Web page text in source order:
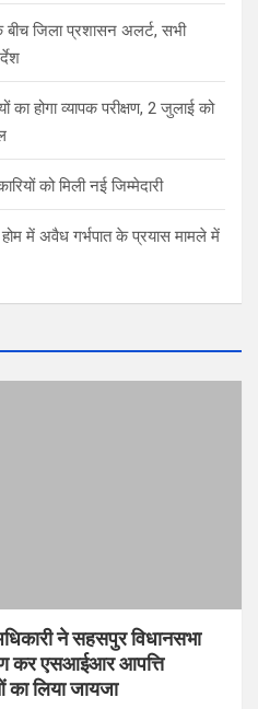
बीच जिला प्रशासन अलर्ट, सभी
होगा व्यापक परीक्षण, 2 जुलाई को
को मिली नई जिम्मेदारी
होम में अवैध गर्भपात के प्रयास मामले में
ने सहसपुर विधानसभा
कर एसआईआर आपत्ति
का लिया जायजा